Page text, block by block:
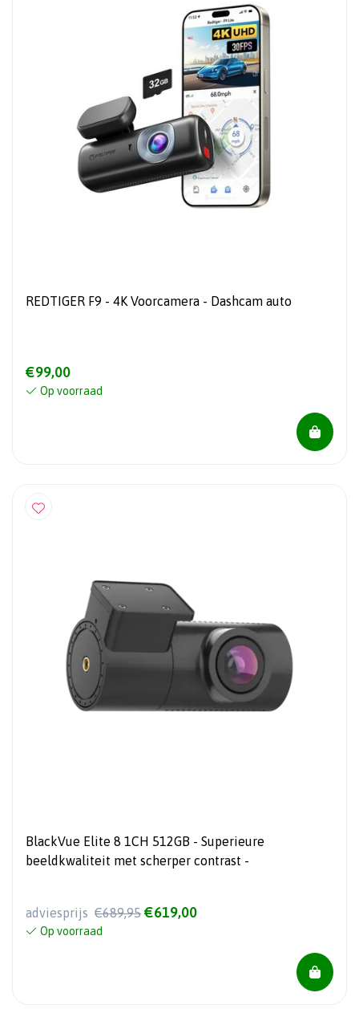
REDTIGER F9 - 4K Voorcamera - Dashcam auto
€99,00
Op voorraad
BlackVue Elite 8 1CH 512GB - Superieure
beeldkwaliteit met scherper contrast -
adviesprijs €689,95 €619,00
Op voorraad